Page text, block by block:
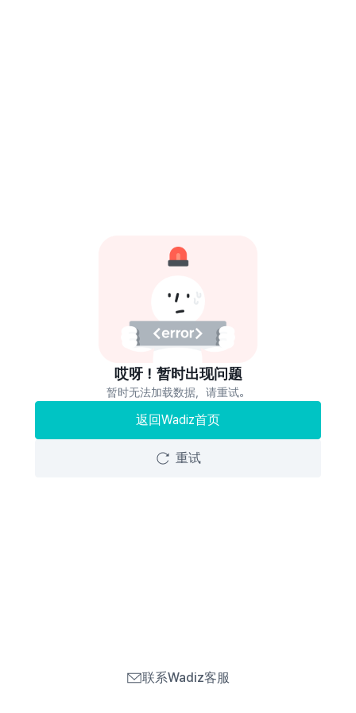
哎呀！暂时出现问题
暂时无法加载数据，请重试。
返回Wadiz首页
重试
联系Wadiz客服